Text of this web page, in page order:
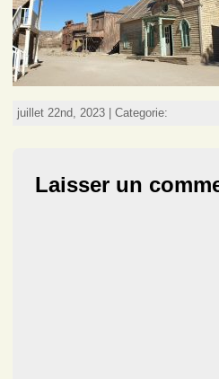
juillet 22nd, 2023 | Categorie:
Laisser un